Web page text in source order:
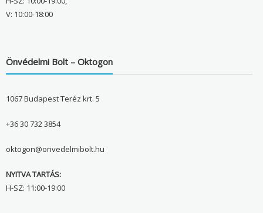
V: 10:00-18:00
Önvédelmi Bolt – Oktogon
1067 Budapest Teréz krt. 5
+36 30 732 3854
oktogon@onvedelmibolt.hu
NYITVA TARTÁS:
H-SZ: 11:00-19:00